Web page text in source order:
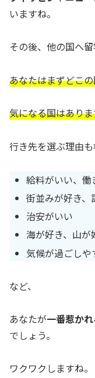
いますね。
その後、他の国へ
あなたはまずどこ
気になる国はあり
行き先を選ぶ理由も
給料がいい、働
街並みが好き、
治安がいい
海が好き、山が
気候が過ごしや
など、
あなたが一番惹か
でしょう。
ワクワクしますね。